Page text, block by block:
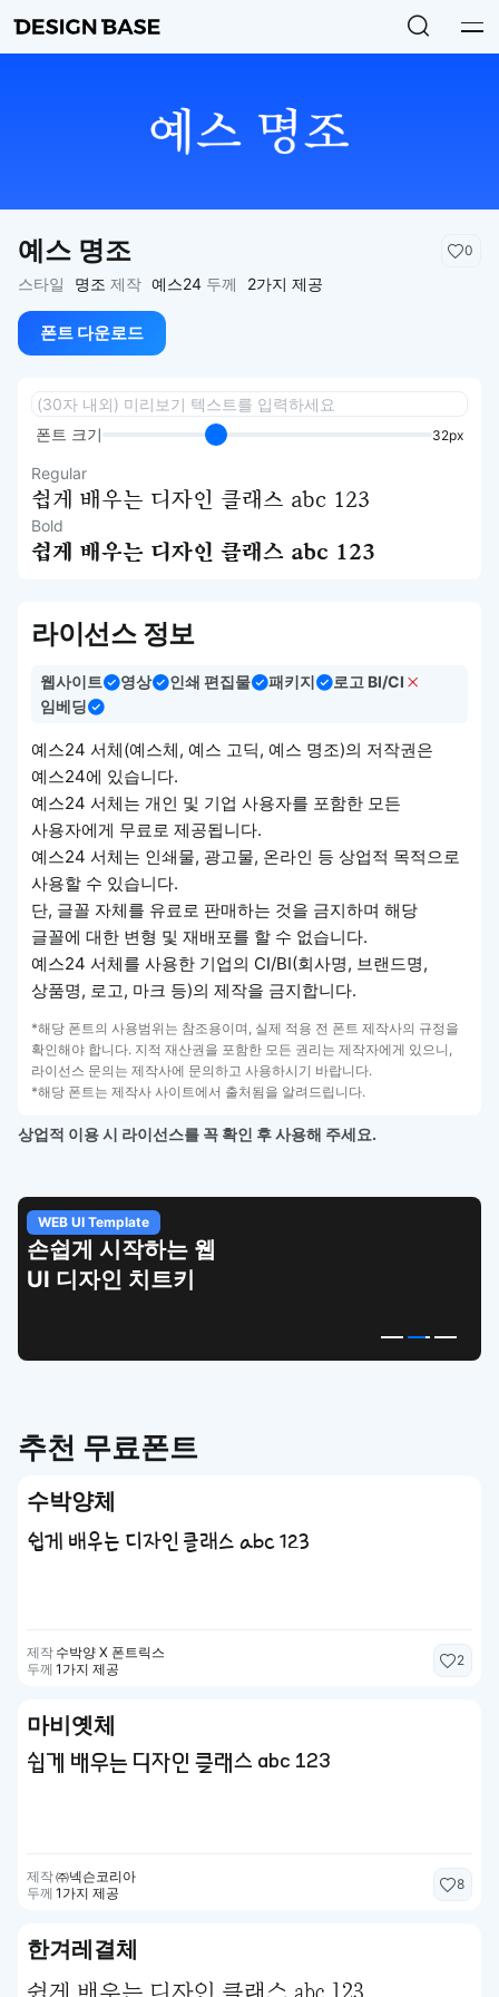
예스 명조 0
스타일 명조 제작 예스24 두께 2가지 제공
폰트 다운로드
폰트 크기 32px
Regular
쉽게 배우는 디자인 클래스 abc 123
Bold
쉽게 배우는 디자인 클래스 abc 123
라이선스 정보
웹사이트 영상 인쇄 편집물 패키지
로고 BI/CI
임베딩
예스24 서체(예스체, 예스 고딕, 예스 명조)의 저작권은
예스24에 있습니다.
예스24 서체는 개인 및 기업 사용자를 포함한 모든
사용자에게 무료로 제공됩니다.
예스24 서체는 인쇄물, 광고물, 온라인 등 상업적 목적으로
사용할 수 있습니다.
단, 글꼴 자체를 유료로 판매하는 것을 금지하며 해당
글꼴에 대한 변형 및 재배포를 할 수 없습니다.
예스24 서체를 사용한 기업의 CI/BI(회사명, 브랜드명,
상품명, 로고, 마크 등)의 제작을 금지합니다.
*해당 폰트의 사용범위는 참조용이며, 실제 적용 전 폰트 제작사의 규정을
확인해야 합니다. 지적 재산권을 포함한 모든 권리는 제작자에게 있으니,
라이선스 문의는 제작사에 문의하고 사용하시기 바랍니다.
*해당 폰트는 제작사 사이트에서 출처됨을 알려드립니다.
상업적 이용 시 라이선스를 꼭 확인 후 사용해 주세요.
WEB UI Template
손쉽게 시작하는 웹
UI 디자인 치트키
추천 무료폰트
수박양체
쉽게 배우는 디자인 클래스 abc 123
제작 수박양 X 폰트릭스
두께 1가지 제공
2
마비옛체
쉽게 배우는 디자인 클래스 abc 123
제작㈜넥슨코리아
두께 1가지 제공
8
한겨레결체
쉽게 배우는 디자인 클래스 abc 123